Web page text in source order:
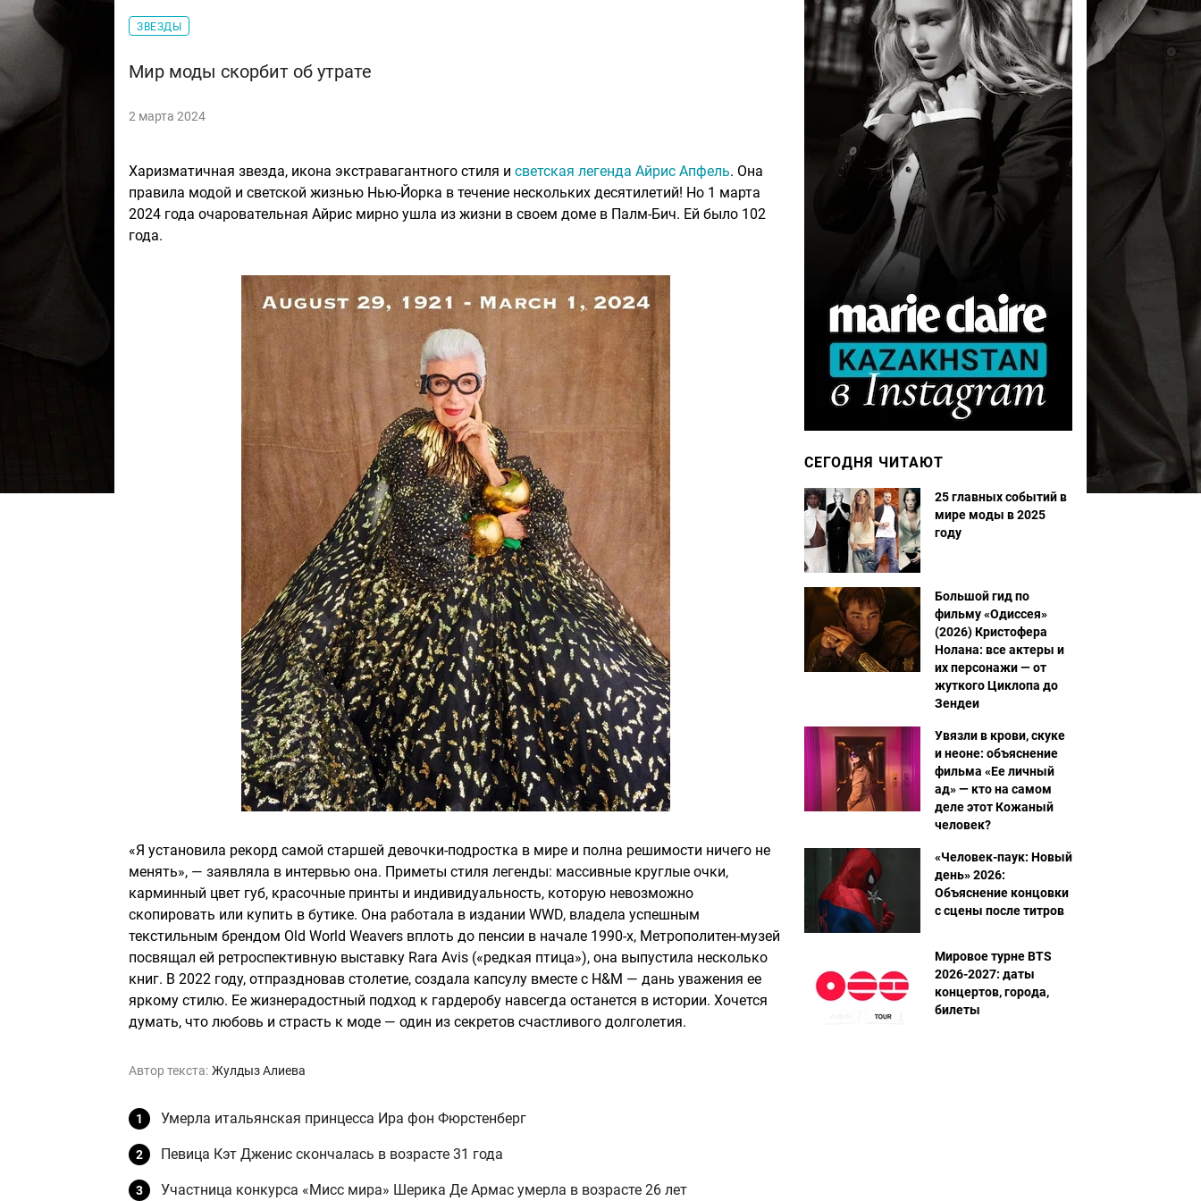
ЗВЕЗДЫ
Мир моды скорбит об утрате
2 марта 2024
Харизматичная звезда, икона экстравагантного стиля и светская легенда Айрис Апфель. Она
правила модой и светской жизнью Нью-Йорка в течение нескольких десятилетий! Но 1 марта
2024 года очаровательная Айрис мирно ушла из жизни в своем доме в Палм-Бич. Ей было 102
года.
«Я установила рекорд самой старшей девочки-подростка в мире и полна решимости ничего не
менять», — заявляла в интервью она. Приметы стиля легенды: массивные круглые очки,
карминный цвет губ, красочные принты и индивидуальность, которую невозможно
скопировать или купить в бутике. Она работала в издании WWD, владела успешным
текстильным брендом Old World Weavers вплоть до пенсии в начале 1990-х, Метрополитен-музей
посвящал ей ретроспективную выставку Rara Avis («редкая птица»), она выпустила несколько
книг. В 2022 году, отпраздновав столетие, создала капсулу вместе с H&M — дань уважения ее
яркому стилю. Ее жизнерадостный подход к гардеробу навсегда останется в истории. Хочется
думать, что любовь и страсть к моде — один из секретов счастливого долголетия.
Автор текста: Жулдыз Алиева
Умерла итальянская принцесса Ира фон Фюрстенберг
Певица Кэт Дженис скончалась в возрасте 31 года
Участница конкурса «Мисс мира» Шерика Де Армас умерла в возрасте 26 лет
СЕГОДНЯ ЧИТАЮТ
25 главных событий в
мире моды в 2025
году
Большой гид по
фильму «Одиссея»
(2026) Кристофера
Нолана: все актеры и
их персонажи — от
жуткого Циклопа до
Зендеи
Увязли в крови, скуке
и неоне: объяснение
фильма «Ее личный
ад» — кто на самом
деле этот Кожаный
человек?
«Человек-паук: Новый
день» 2026:
Объяснение концовки
с сцены после титров
Мировое турне BTS
2026-2027: даты
концертов, города,
билеты